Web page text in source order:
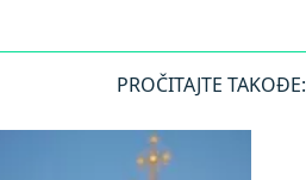
PROČITAJTE TAKOĐE: